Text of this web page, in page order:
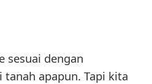
sesuai dengan
apapun. Tapi kita